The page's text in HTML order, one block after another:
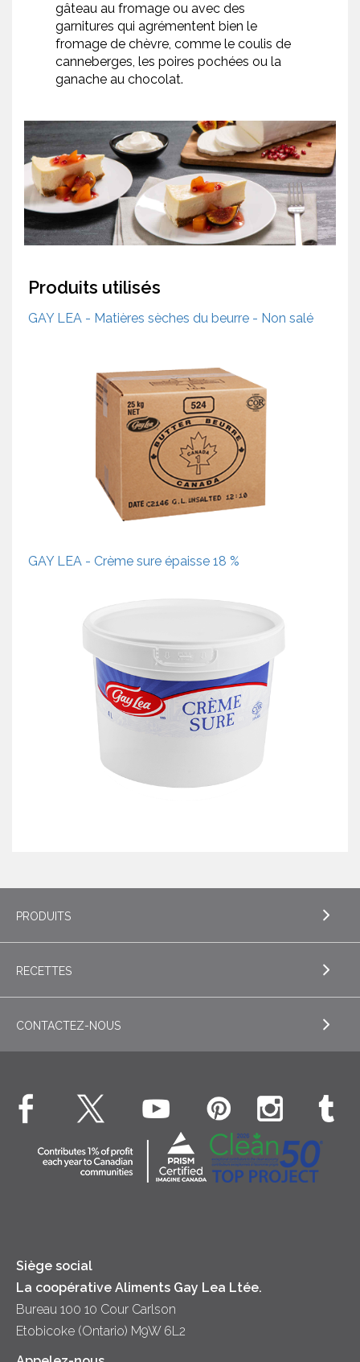
gâteau au fromage ou avec des
garnitures qui agrémentent bien le
fromage de chèvre, comme le coulis de
canneberges, les poires pochées ou la
ganache au chocolat.
Produits utilisés
GAY LEA - Matières sèches du beurre - Non salé
GAY LEA - Crème sure épaisse 18 %
PRODUITS
EXPLORE PRODUITS
Véritable crème fouettée
Crème sure
RECETTES
EXPLORE RECETTES
Déjeuner
CONTACTEZ-NOUS
Contactez-nous
Location
Siège social
La coopérative Aliments Gay Lea Ltée.
Bureau 100 10 Cour Carlson
Etobicoke (Ontario) M9W 6L2